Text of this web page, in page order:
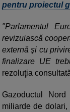
pentru proiectul
"Parlamentul
revizuiască
externă şi cu
finalizare UE
rezoluţia
Gazoductul
miliarde de dolari,